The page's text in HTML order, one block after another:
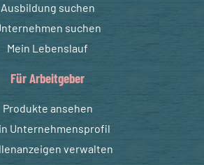
Ausbildung suchen
suchen
Mein Lebenslauf
Für Arbeitgeber
Produkte ansehen
Unternehmensprofil
verwalten